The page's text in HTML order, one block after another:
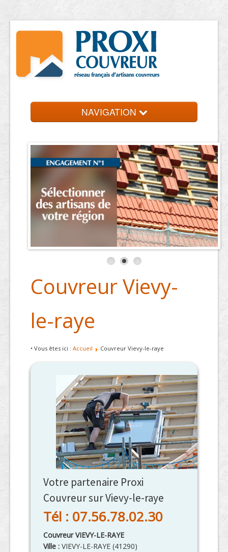
NAVIGATION
Couvreur Vievy-
le-raye
• Vous êtes ici : Accueil Couvreur Vievy-le-raye
Votre partenaire Proxi
Couvreur sur Vievy-le-raye
Tél : 07.56.78.02.30
Couvreur VIEVY-LE-RAYE
Ville : VIEVY-LE-RAYE (41290)